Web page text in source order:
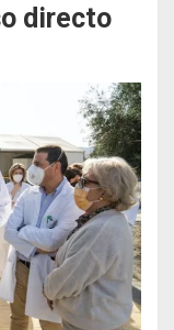
directo